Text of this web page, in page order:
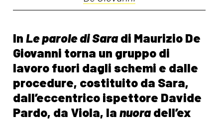
InLe parole di Saradi Maurizio De
Giovanni torna un gruppo di
lavoro fuori dagli schemi e dalle
procedure, costituito da Sara,
dall’eccentrico ispettore Davide
Pardo, da Viola, lanuoradell’ex